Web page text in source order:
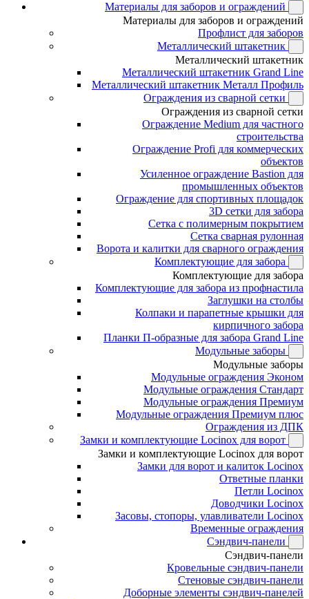
Материалы для заборов и ограждений
Материалы для заборов и ограждений
Профлист для заборов
Металлический штакетник
Металлический штакетник
Металлический штакетник Grand Line
Металлический штакетник Металл Профиль
Ограждения из сварной сетки
Ограждения из сварной сетки
Ограждение Medium для частного
строительства
Ограждение Profi для коммерческих
объектов
Усиленное ограждение Bastion для
промышленных объектов
Ограждение для спортивных площадок
3D сетки для забора
Сетка с полимерным покрытием
Сетка сварная рулонная
Ворота и калитки для сварного ограждения
Комплектующие для забора
Комплектующие для забора
Комплектующие для забора из профнастила
Заглушки на столбы
Колпаки и парапетные крышки для
кирпичного забора
Планки П-образные для забора Grand Line
Модульные заборы
Модульные заборы
Модульные ограждения Эконом
Модульные ограждения Стандарт
Модульные ограждения Премиум
Модульные ограждения Премиум плюс
Ограждения из ДПК
Замки и комплектующие Locinox для ворот
Замки и комплектующие Locinox для ворот
Замки для ворот и калиток Locinox
Ответные планки
Петли Locinox
Доводчики Locinox
Засовы, стопоры, улавливатели Locinox
Временные ограждения
Сэндвич-панели
Сэндвич-панели
Кровельные сэндвич-панели
Стеновые сэндвич-панели
Доборные элементы сэндвич-панелей